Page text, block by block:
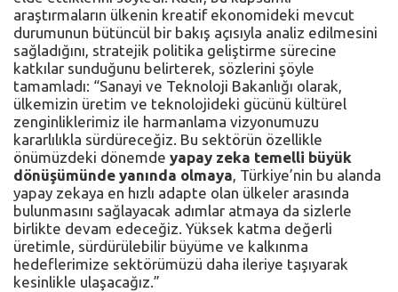
araştırmaların ülkenin kreatif ekonomideki mevcut
durumunun bütüncül bir bakış açısıyla analiz edilmesini
sağladığını, stratejik politika geliştirme sürecine
katkılar sunduğunu belirterek, sözlerini şöyle
tamamladı: “Sanayi ve Teknoloji Bakanlığı olarak,
ülkemizin üretim ve teknolojideki gücünü kültürel
zenginliklerimiz ile harmanlama vizyonumuzu
kararlılıkla sürdüreceğiz. Bu sektörün özellikle
önümüzdeki dönemde yapay zeka temelli büyük
dönüşümünde yanında olmaya, Türkiye’nin bu alanda
yapay zekaya en hızlı adapte olan ülkeler arasında
bulunmasını sağlayacak adımlar atmaya da sizlerle
birlikte devam edeceğiz. Yüksek katma değerli
üretimle, sürdürülebilir büyüme ve kalkınma
hedeflerimize sektörümüzü daha ileriye taşıyarak
kesinlikle ulaşacağız.”